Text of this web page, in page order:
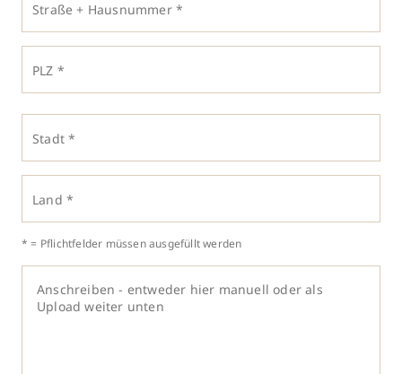
Straße + Hausnummer *
PLZ *
Stadt *
Land *
* = Pflichtfelder müssen ausgefüllt werden